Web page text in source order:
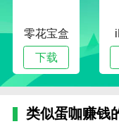
零花宝盒
下载
类似蛋咖赚钱